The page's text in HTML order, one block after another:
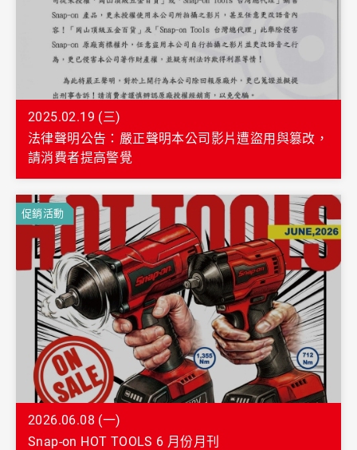
2025.02.19 (三)
法律聲明公告：嚴正聲明本公司影片遭盜用與篡改，
請消費者提高警覺
促銷活動
2026.06.08 (一)
Snap-on HOT TOOLS 6 月份月刊